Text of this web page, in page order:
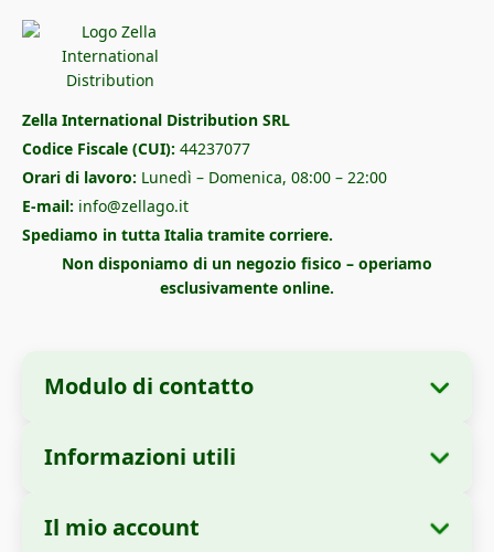
Zella International Distribution SRL
Codice Fiscale (CUI): 44237077
Orari di lavoro: Lunedì – Domenica, 08:00 – 22:00
E-mail: info@zellago.it
Spediamo in tutta Italia tramite corriere.
Non disponiamo di un negozio fisico – operiamo
esclusivamente online.
Modulo di contatto
Ragione sociale:
Distribution SRL
Informazioni utili
Come ordinare
Il mio account